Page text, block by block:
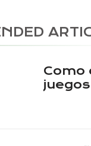
Como